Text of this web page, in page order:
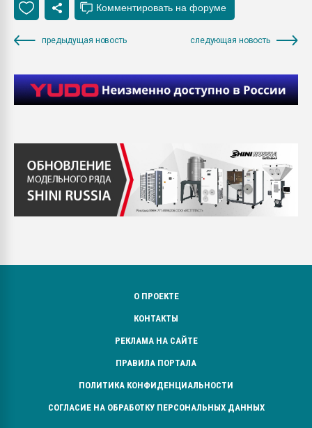
предыдущая новость следующая новость
О ПРОЕКТЕ
КОНТАКТЫ
РЕКЛАМА НА САЙТЕ
ПРАВИЛА ПОРТАЛА
ПОЛИТИКА КОНФИДЕНЦИАЛЬНОСТИ
СОГЛАСИЕ НА ОБРАБОТКУ ПЕРСОНАЛЬНЫХ ДАННЫХ